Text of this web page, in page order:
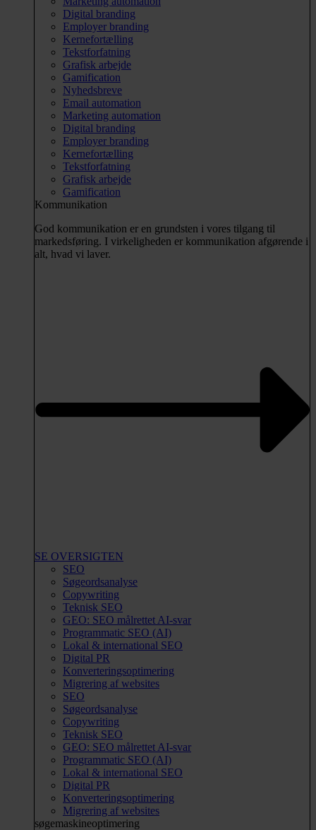
Digital branding
Employer branding
Kernefortælling
Tekstforfatning
Grafisk arbejde
Gamification
Nyhedsbreve
Email automation
Marketing automation
Digital branding
Employer branding
Kernefortælling
Tekstforfatning
Grafisk arbejde
Gamification
Kommunikation
God kommunikation er en grundsten i vores tilgang til
markedsføring. I virkeligheden er kommunikation afgørende i
alt, hvad vi laver.
SE OVERSIGTEN
SEO
Søgeordsanalyse
Copywriting
Teknisk SEO
GEO: SEO målrettet AI-svar
Programmatic SEO (AI)
Lokal & international SEO
Digital PR
Konverteringsoptimering
Migrering af websites
SEO
Søgeordsanalyse
Copywriting
Teknisk SEO
GEO: SEO målrettet AI-svar
Programmatic SEO (AI)
Lokal & international SEO
Digital PR
Konverteringsoptimering
Migrering af websites
søgemaskineoptimering